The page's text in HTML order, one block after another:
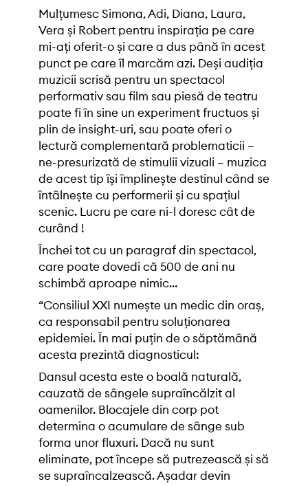
Mulțumesc Simona, Adi, Diana, Laura,
Vera și Robert pentru inspirația pe care
mi-ați oferit-o și care a dus până în acest
punct pe care îl marcăm azi. Deși audiția
muzicii scrisă pentru un spectacol
performativ sau film sau piesă de teatru
poate fi în sine un experiment fructuos și
plin de insight-uri, sau poate oferi o
lectură complementară problematicii –
ne-presurizată de stimulii vizuali – muzica
de acest tip își împlinește destinul când se
întâlnește cu performerii și cu spațiul
scenic. Lucru pe care ni-l doresc cât de
curând !
Închei tot cu un paragraf din spectacol,
care poate dovedi că 500 de ani nu
schimbă aproape nimic…
“Consiliul XXI numește un medic din oraș,
ca responsabil pentru soluționarea
epidemiei. În mai puțin de o săptămână
acesta prezintă diagnosticul:
Dansul acesta este o boală naturală,
cauzată de sângele supraîncălzit al
oamenilor. Blocajele din corp pot
determina o acumulare de sânge sub
forma unor fluxuri. Dacă nu sunt
eliminate, pot începe să putrezească și să
se supraîncalzească. Așadar devin